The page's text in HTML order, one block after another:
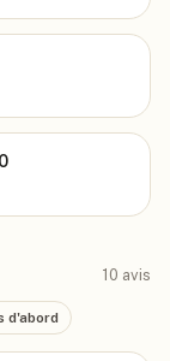
10 avis
d'abord